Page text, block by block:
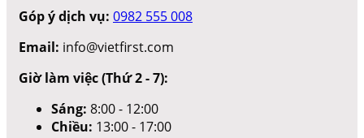
Góp ý dịch vụ: 0982 555 008
Email: info@vietfirst.com
Giờ làm việc (Thứ 2 - 7):
Sáng: 8:00 - 12:00
Chiều: 13:00 - 17:00